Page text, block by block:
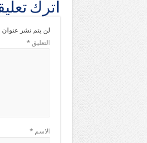
اترك
لن يتم نشر عنوان
التعليق*
الاسم*